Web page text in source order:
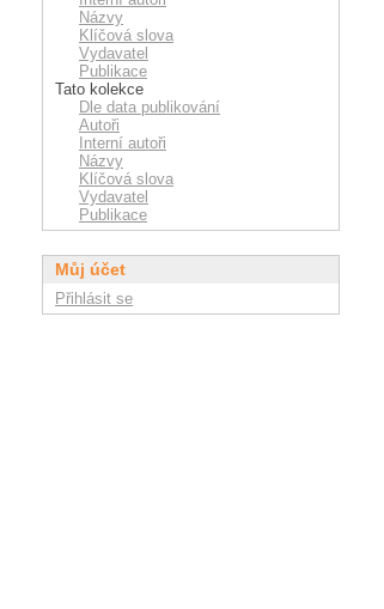
Názvy
Klíčová slova
Vydavatel
Publikace
Tato kolekce
Dle data publikování
Autoři
Interní autoři
Názvy
Klíčová slova
Vydavatel
Publikace
Můj účet
Přihlásit se